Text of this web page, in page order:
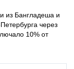
из Бангладеша и
через
10% от